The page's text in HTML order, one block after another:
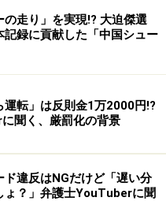
りという印象がありつ
はないと判断された事例
読本事件です（大阪地
ンション読本』という
の走り」を実現!? 大迫傑選
記録に貢献した「中国シュー
運転」は反則金1万2000円!?
聞く、厳罰化の背景
ド違反はNGだけど「遅い分
ょ？」弁護士YouTuberに聞